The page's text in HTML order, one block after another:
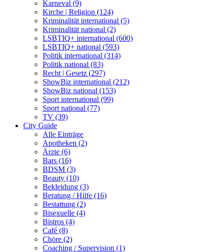
Karneval (9)
Kirche | Religion (124)
Kriminalität international (5)
Kriminalität national (2)
LSBTIQ+ international (600)
LSBTIQ+ national (593)
Politik international (314)
Politik national (83)
Recht | Gesetz (297)
ShowBiz international (212)
ShowBiz national (153)
Sport international (99)
Sport national (77)
TV (39)
City Guide
Alle Einträge
Apotheken (2)
Ärzte (6)
Bars (16)
BDSM (3)
Beauty (10)
Bekleidung (3)
Beratung / Hilfe (16)
Bestattung (2)
Bisexuelle (4)
Bistros (4)
Café (8)
Chöre (2)
Coaching / Supervision (1)